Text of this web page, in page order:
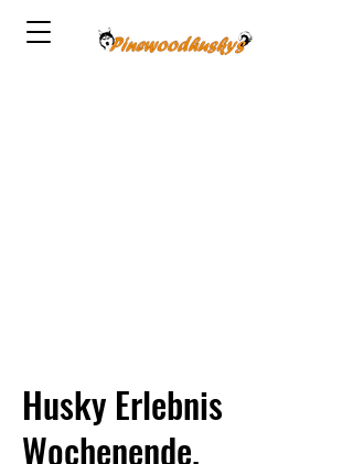
Husky Erlebnis
Wochenende.